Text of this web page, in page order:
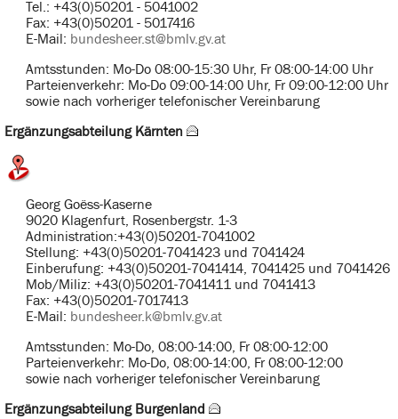
Tel.: +43(0)50201 - 5041002
Fax: +43(0)50201 - 5017416
E-Mail: bundesheer.st@bmlv.gv.at
Amtsstunden: Mo-Do 08:00-15:30 Uhr, Fr 08:00-14:00 Uhr
Parteienverkehr: Mo-Do 09:00-14:00 Uhr, Fr 09:00-12:00 Uhr
sowie nach vorheriger telefonischer Vereinbarung
Ergänzungsabteilung Kärnten
Georg Goëss-Kaserne
9020 Klagenfurt, Rosenbergstr. 1-3
Administration:+43(0)50201-7041002
Stellung: +43(0)50201-7041423 und 7041424
Einberufung: +43(0)50201-7041414, 7041425 und 7041426
Mob/Miliz: +43(0)50201-7041411 und 7041413
Fax: +43(0)50201-7017413
E-Mail: bundesheer.k@bmlv.gv.at
Amtsstunden: Mo-Do, 08:00-14:00, Fr 08:00-12:00
Parteienverkehr: Mo-Do, 08:00-14:00, Fr 08:00-12:00
sowie nach vorheriger telefonischer Vereinbarung
Ergänzungsabteilung Burgenland